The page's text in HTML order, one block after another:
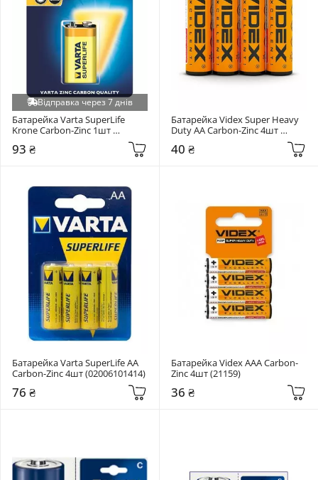
Відправка через 7 днів
Батарейка Varta SuperLife
Krone Carbon-Zinc 1шт
93 ₴
Батарейка Videx Super Heavy
Duty AA Carbon-Zinc 4шт
40 ₴
Батарейка Varta SuperLife AA
Carbon-Zinc 4шт (02006101414)
76 ₴
Батарейка Videx AAA Carbon-
Zinc 4шт (21159)
36 ₴